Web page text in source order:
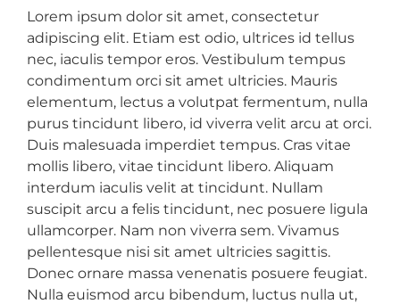
Lorem ipsum dolor sit amet, consectetur
adipiscing elit. Etiam est odio, ultrices id tellus
nec, iaculis tempor eros. Vestibulum tempus
condimentum orci sit amet ultricies. Mauris
elementum, lectus a volutpat fermentum, nulla
purus tincidunt libero, id viverra velit arcu at orci.
Duis malesuada imperdiet tempus. Cras vitae
mollis libero, vitae tincidunt libero. Aliquam
interdum iaculis velit at tincidunt. Nullam
suscipit arcu a felis tincidunt, nec posuere ligula
ullamcorper. Nam non viverra sem. Vivamus
pellentesque nisi sit amet ultricies sagittis.
Donec ornare massa venenatis posuere feugiat.
Nulla euismod arcu bibendum, luctus nulla ut,